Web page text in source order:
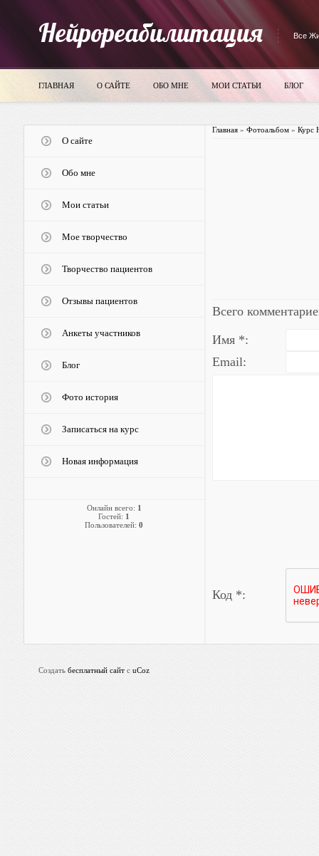
Нейрореабилитация Все
ГЛАВНАЯ О САЙТЕ ОБО МНЕ МОИ СТАТЬИ БЛОГ
О сайте
Обо мне
Мои статьи
Мое творчество
Творчество пациентов
Отзывы пациентов
Анкеты участников
Блог
Фото история
Записаться на курс
Новая информация
Онлайн всего: 1
Гостей: 1
Пользователей: 0
Главная» Фотоальбом» Курс
Всего
Имя *:
Email:
Код *:
Создать бесплатный сайт с uCoz